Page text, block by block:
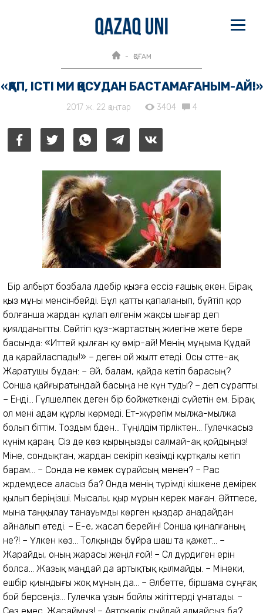
ҚОҒАМ
«ҚАП, ІСТІ МИ ҚОСУДАН БАСТАМАҒАНЫМ-АЙ!»
2017 ж. 22 қаңтар 3404 4
Бір албырт бозбала әлдебір қызға ессіз ғашық екен. Бірақ
қыз мұны менсінбейді. Бұл қатты қапаланып, бүйтіп қор
болғанша жардан құлап өлгенім жақсы шығар деп
қиялданыпты. Сөйтіп құз-жартастың жиегіне жете бере
басында: «Иттей қылған қу өмір-ай! Менің мұңыма Құдай
да қарайласпады!» – деген ой жылт етеді. Осы сәтте-ақ
Жаратушы бұдан: – Әй, балам, қайда кетіп барасың?
Сонша қайғыратындай басыңа не күн туды? – деп сұрапты.
– Енді... Гүлшелпек деген бір бойжеткенді сүйетін ем. Бірақ
ол мені адам құрлы көрмеді. Ет-жүрегім мылжа-мылжа
болып біттім. Тоздым әбден... Түңілдім тірліктен... Гулечкасыз
күнім қараң. Сіз де көз қырыңызды салмай-ақ қойдыңыз!
Міне, сондықтан, жардан секіріп көзімді құртқалы кетіп
барам... – Сонда не көмек сұрайсың менен? – Рас
жәрдемдесе аласыз ба? Онда менің түрімді кішкене әдемірек
қылып беріңізші. Мысалы, қыр мұрын керек маған. Әйтпесе,
мына таңқылау танауымды көрген қыздар анадайдан
айналып өтеді. – Е-е, жасап берейін! Сонша қиналғаның
не?! – Үлкен көз... Толқынды бұйра шаш та қажет... –
Жарайды, оның жарасы жеңіл ғой! – Сәл дүрдиген ерін
болса... Жазық маңдай да артықтық қылмайды. – Мінеки,
ешбір қиындығы жоқ мұның да... – Әлбетте, біршама сұңғақ
бой берсеңіз... Гулечка ұзын бойлы жігіттерді ұнатады. –
Сөз емес. Жасаймыз! – Автокөлік сыйлай алмайсыз ба?